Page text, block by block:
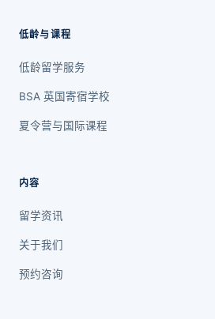
低龄与课程
低龄留学服务
BSA 英国寄宿学校
夏令营与国际课程
内容
留学资讯
关于我们
预约咨询